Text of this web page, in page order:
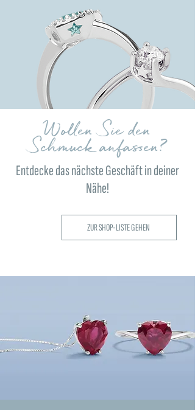
Wollen Sie den
Schmuck anfassen?
Entdecke das nächste Geschäft in deiner
Nähe!
ZUR SHOP-LISTE GEHEN